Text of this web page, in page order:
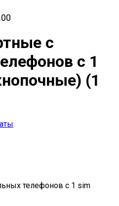
с
с 1
(1
телефонов с 1 sim